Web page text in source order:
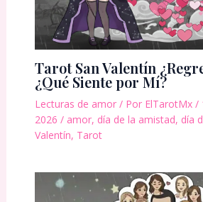
Tarot San Valentín
¿Qué Siente por Mí?
Lecturas de amor/ Por ElTarotMx /
2026 / amor, día de la amistad, día
Valentín, Tarot